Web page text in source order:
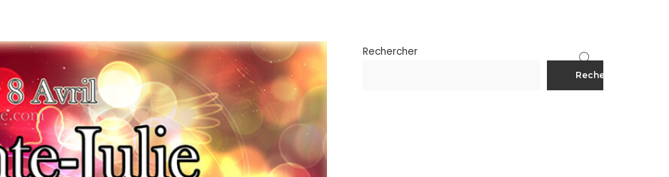
Rechercher
Rechercher